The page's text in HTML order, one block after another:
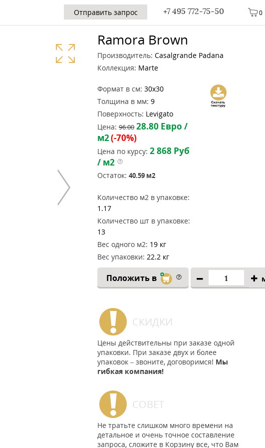
0
+7 495 772-75-50
Отправить запрос
Ramora Brown
Производитель: Casalgrande Padana
Коллекция: Marte
Формат в см: 30x30
Толщина в мм: 9
Поверхность: Levigato
Цена: 96.00 28.80 Евро /
м2(-70%)
Цена по курсу: 2 868 Руб
/ м2
Остаток: 40.59 м2
Количество м2 в упаковке:
1.17
Количество шт в упаковке:
13
Вес одного м2: 19 кг
Вес упаковки: 22.2 кг
Положить в
СКИДКИ
Цены действительны при заказе одной
упаковки. При заказе двух и более
упаковок – звоните, договоримся! Мы
гибкая компания!
СОВЕТ
Не тратьте слишком много времени на
детальное и очень точное составление
запроса, сложите в Корзину все, что Вам